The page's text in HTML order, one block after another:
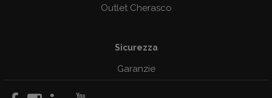
Outlet Cherasco
Sicurezza
Garanzie